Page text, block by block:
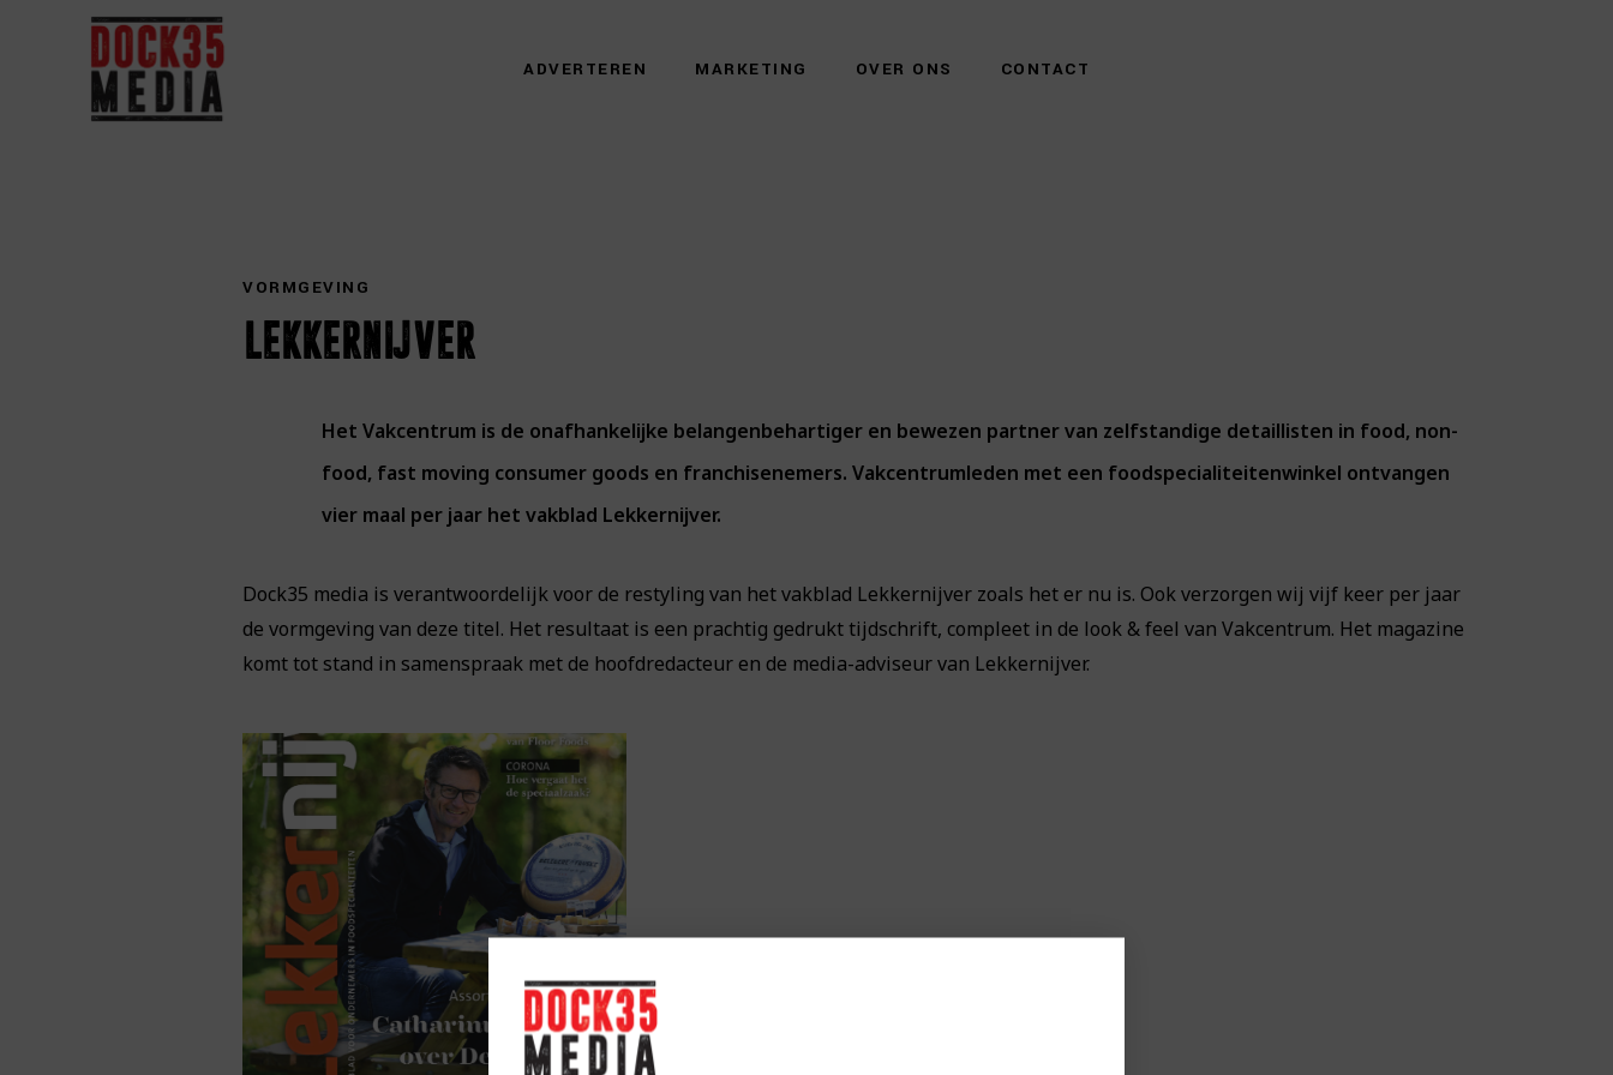
ADVERTEREN MARKETING OVER ONS CONTACT
VORMGEVING
lekkernijver
Het Vakcentrum is de onafhankelijke belangenbehartiger en bewezen partner van zelfstandige detaillisten in food, non-
food, fast moving consumer goods en franchisenemers. Vakcentrumleden met een foodspecialiteitenwinkel ontvangen
vier maal per jaar het vakblad Lekkernijver.
Dock35 media is verantwoordelijk voor de restyling van het vakblad Lekkernijver zoals het er nu is. Ook verzorgen wij vijf keer per jaar
de vormgeving van deze titel. Het resultaat is een prachtig gedrukt tijdschrift, compleet in de look & feel van Vakcentrum. Het magazine
komt tot stand in samenspraak met de hoofdredacteur en de media-adviseur van Lekkernijver.